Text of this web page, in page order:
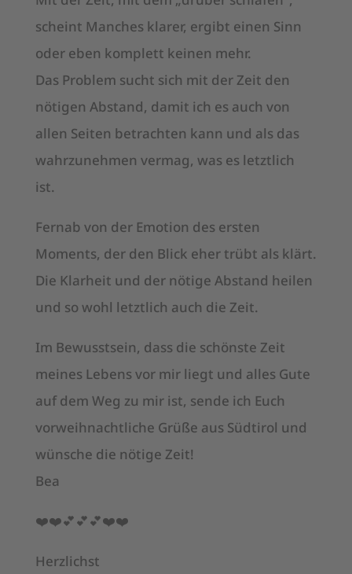
scheint Manches klarer, ergibt einen Sinn
oder eben komplett keinen mehr.
Das Problem sucht sich mit der Zeit den
nötigen Abstand, damit ich es auch von
allen Seiten betrachten kann und als das
wahrzunehmen vermag, was es letztlich
ist.
Fernab von der Emotion des ersten
Moments, der den Blick eher trübt als klärt.
Die Klarheit und der nötige Abstand heilen
und so wohl letztlich auch die Zeit.
Im Bewusstsein, dass die schönste Zeit
meines Lebens vor mir liegt und alles Gute
auf dem Weg zu mir ist, sende ich Euch
vorweihnachtliche Grüße aus Südtirol und
wünsche die nötige Zeit!
Bea
❤️❤️💕💕💕❤️❤️
Herzlichst